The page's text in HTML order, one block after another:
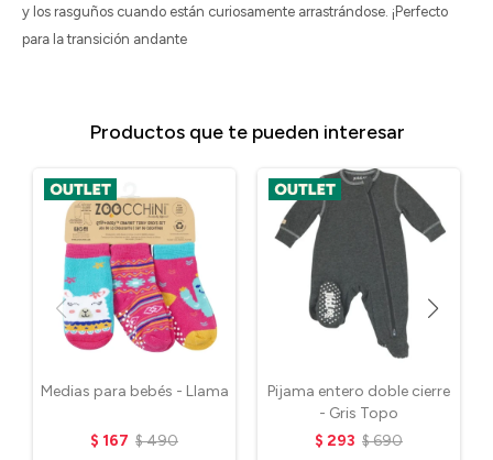
y los rasguños cuando están curiosamente arrastrándose. ¡Perfecto
para la transición andante
Productos que te pueden interesar
Medias para bebés - Llama
$ 167 $490
Pijama entero doble cierre
- Gris Topo
$ 293 $690